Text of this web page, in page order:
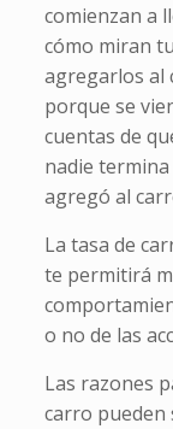
comienzan a
cómo miran
agregarlos al
porque se
cuentas de
nadie
agregó al
La tasa de
te permitirá
o no de las
Las razones
carro pueden